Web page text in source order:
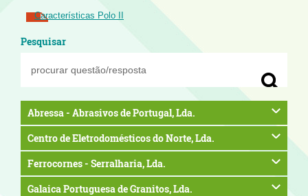
Características Polo II
Pesquisar
Abressa - Abrasivos de Portugal, Lda.
Centro de Eletrodomésticos do Norte, Lda.
Ferrocornes - Serralharia, Lda.
Galaica Portuguesa de Granitos, Lda.